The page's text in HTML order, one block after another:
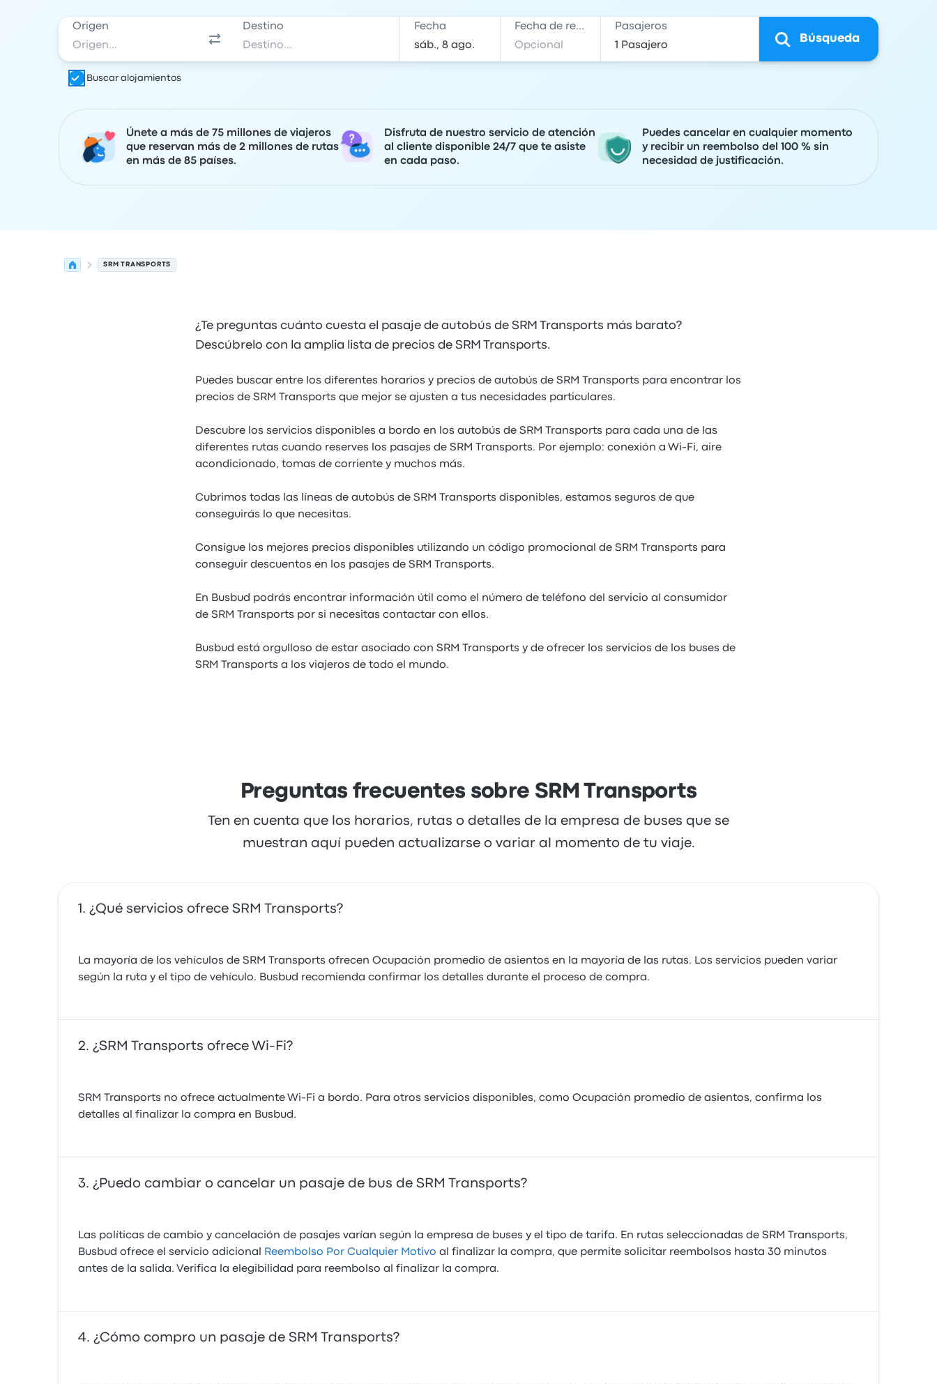
Origen Destino Fecha Fecha de regreso Pasajeros
Búsqueda
Buscar alojamientos
Únete a más de 75 millones de viajeros
que reservan más de 2 millones de rutas
en más de 85 países.
Disfruta de nuestro servicio de atención
al cliente disponible 24/7 que te asiste
en cada paso.
Puedes cancelar en cualquier momento
y recibir un reembolso del 100 % sin
necesidad de justificación.
SRM TRANSPORTS
¿Te preguntas cuánto cuesta el pasaje de autobús de SRM Transports más barato?
Descúbrelo con la amplia lista de precios de SRM Transports.
Puedes buscar entre los diferentes horarios y precios de autobús de SRM Transports para encontrar los
precios de SRM Transports que mejor se ajusten a tus necesidades particulares.
Descubre los servicios disponibles a bordo en los autobús de SRM Transports para cada una de las
diferentes rutas cuando reserves los pasajes de SRM Transports. Por ejemplo: conexión a Wi-Fi, aire
acondicionado, tomas de corriente y muchos más.
Cubrimos todas las líneas de autobús de SRM Transports disponibles, estamos seguros de que
conseguirás lo que necesitas.
Consigue los mejores precios disponibles utilizando un código promocional de SRM Transports para
conseguir descuentos en los pasajes de SRM Transports.
En Busbud podrás encontrar información útil como el número de teléfono del servicio al consumidor
de SRM Transports por si necesitas contactar con ellos.
Busbud está orgulloso de estar asociado con SRM Transports y de ofrecer los servicios de los buses de
SRM Transports a los viajeros de todo el mundo.
Preguntas frecuentes sobre SRM Transports
Ten en cuenta que los horarios, rutas o detalles de la empresa de buses que se
muestran aquí pueden actualizarse o variar al momento de tu viaje.
¿Qué servicios ofrece SRM Transports?
La mayoría de los vehículos de SRM Transports ofrecen Ocupación promedio de asientos en la mayoría de las rutas. Los servicios pueden variar
según la ruta y el tipo de vehículo. Busbud recomienda confirmar los detalles durante el proceso de compra.
¿SRM Transports ofrece Wi-Fi?
SRM Transports no ofrece actualmente Wi-Fi a bordo. Para otros servicios disponibles, como Ocupación promedio de asientos, confirma los
detalles al finalizar la compra en Busbud.
¿Puedo cambiar o cancelar un pasaje de bus de SRM Transports?
Las políticas de cambio y cancelación de pasajes varían según la empresa de buses y el tipo de tarifa. En rutas seleccionadas de SRM Transports,
Busbud ofrece el servicio adicional
Reembolso Por Cualquier Motivo al finalizar la compra, que permite solicitar reembolsos hasta 30 minutos
antes de la salida. Verifica la elegibilidad para reembolso al finalizar la compra.
¿Cómo compro un pasaje de SRM Transports?